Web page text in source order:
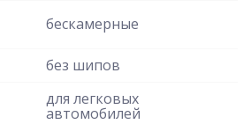
бескамерные
без шипов
для легковых
автомобилей